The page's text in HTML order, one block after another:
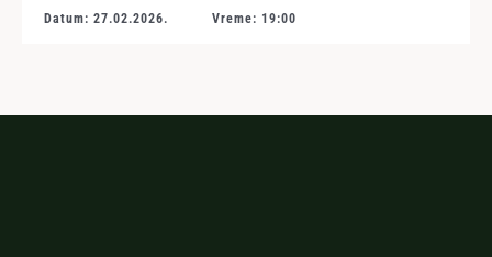
Datum: 27.02.2026. Vreme: 19:00